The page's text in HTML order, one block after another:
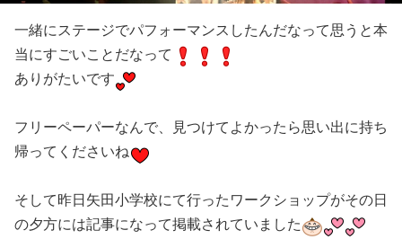
一緒にステージでパフォーマンスしたんだなって思うと本
当にすごいことだなって
ありがたいです
フリーペーパーなんで、見つけてよかったら思い出に持ち
帰ってくださいね
そして昨日矢田小学校にて行ったワークショップがその日
の夕方には記事になって掲載されていました